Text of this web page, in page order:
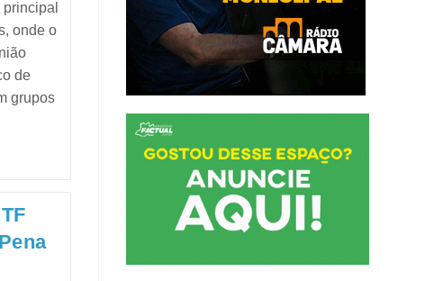
onde o
de
grupos